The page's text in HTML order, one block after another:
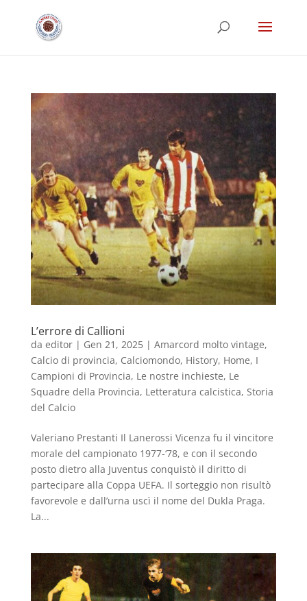
L’errore di Callioni
da editor| Gen 21, 2025| Amarcord molto vintage,
Calcio di provincia, Calciomondo, History, Home, I
Campioni di Provincia, Le nostre inchieste, Le
Squadre della Provincia, Letteratura calcistica, Storia
del Calcio
Valeriano Prestanti Il Lanerossi Vicenza fu il vincitore
morale del campionato 1977-‘78, e con il secondo
posto dietro alla Juventus conquistò il diritto di
partecipare alla Coppa UEFA. Il sorteggio non risultò
favorevole e dall’urna uscì il nome del Dukla Praga.
La...